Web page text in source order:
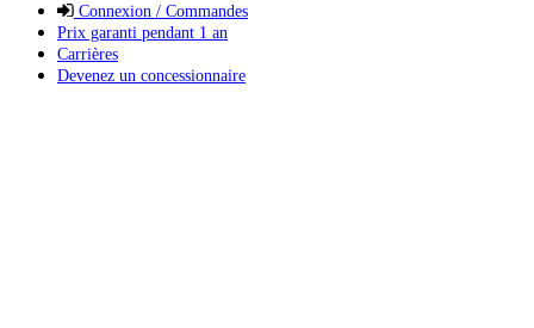
Connexion / Commandes
Prix garanti pendant 1 an
Carrières
Devenez un concessionnaire